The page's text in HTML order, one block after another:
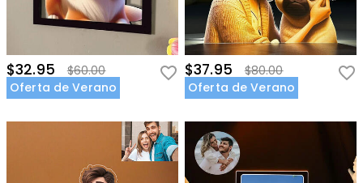
$32.95
$60.00
Oferta de Verano
$37.95
$80.00
Oferta de Verano